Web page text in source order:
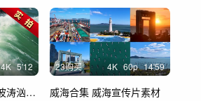
4K 5'12
大海海浪巨浪浪花波涛汹涌乘风破浪震撼大气
23购买 4K 60p 14'59
威海合集 威海宣传片素材